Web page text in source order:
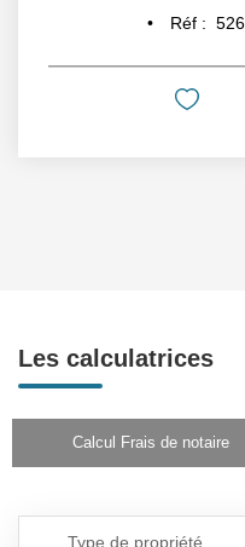
Réf : 526
Les calculatrices
Calcul Frais de notaire